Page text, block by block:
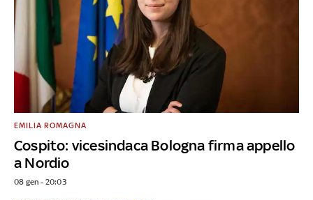
Cospito: vicesindaca Bologna firma appello
a Nordio
EMILIA ROMAGNA
08 gen - 20:03